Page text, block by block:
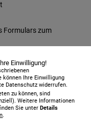
Formulars zum
E-
Straße und
Anfrageart, Anfrage
und zur Marke,
Einwilligung!
können Ihre Einwilligung
Datenschutz widerrufen.
zu können, sind
Weitere Informationen
Sie unterDetails
.